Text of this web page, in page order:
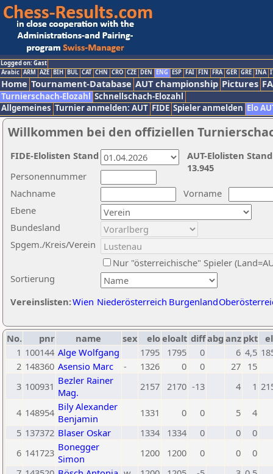
Logged on: Gast
Arabic ARM AZE BIH BUL CAT CHN CRO CZE DEN ENG ESP FAI FIN FRA GER GRE INA
Home Tournament-Database AUT championship Pictures
Turnierschach-Elozahl Schnellschach-Elozahl
Allgemeines Turnier anmelden: AUT FIDE Spieler anmelden Elo
Willkommen bei den offiziellen
Nachname
Vorname
Ebene
Sortierung
Personennummer
Bundesland
Spgem./Kreis/Verein
Nur "österreichische" Spieler
Vereinslisten:Wien Niederösterreich Burgenland
AUT-Elolisten
13.945
FIDE-Elolisten Stand
No. pnr name sex eloeloalt diffabg anz pkt
1 100144 Alge Wolfgang 1795 1795 0 6 4,5
2 148360 Asensio Marc - 1326 0 0 27 15
3 100931 Bezler Rainer
Mag.
2157 2170 -13 4 1
4 148954 Bily Alexander
Benjamin
1331 0 0 5
4
5 137372 Blaser Oskar 1334 1334 0 0
0
6 141723 Bonegger
Simon
1200 1200 0 0
0